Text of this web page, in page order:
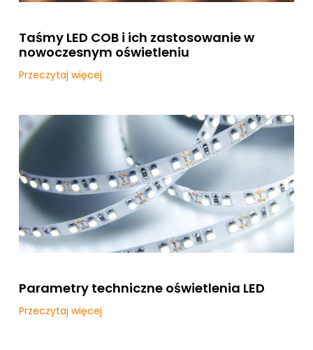
Taśmy LED COB i ich zastosowanie w
nowoczesnym oświetleniu
Przeczytaj więcej
Parametry techniczne oświetlenia LED
Przeczytaj więcej